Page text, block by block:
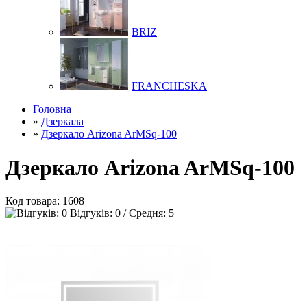
BRIZ
FRANCHESKA
Головна
» Дзеркала
» Дзеркало Arizona ArMSq-100
Дзеркало Arizona ArMSq-100
Код товара: 1608
Відгуків: 0 / Средня: 5